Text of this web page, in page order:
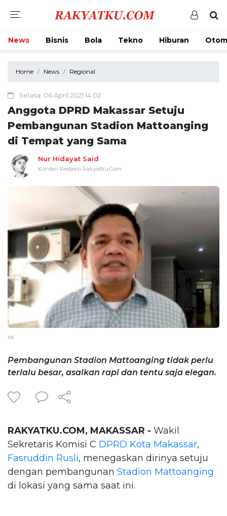
News Bisnis Bola Tekno Hiburan
Home News Regional
Selasa, 06 April 2021 14:02
Anggota DPRD Makassar Setuju
Pembangunan Stadion Mattoanging
di Tempat yang Sama
Nur Hidayat Said
Konten Redaksi Rakyatku.Com
ist
Pembangunan Stadion Mattoanging tidak perlu
terlalu besar, asalkan rapi dan tentu saja elegan.
RAKYATKU.COM, MAKASSAR - Wakil
Sekretaris Komisi C DPRD Kota Makassar,
Fasruddin Rusli, menegaskan dirinya setuju
dengan pembangunan Stadion Mattoanging
di lokasi yang sama saat ini.